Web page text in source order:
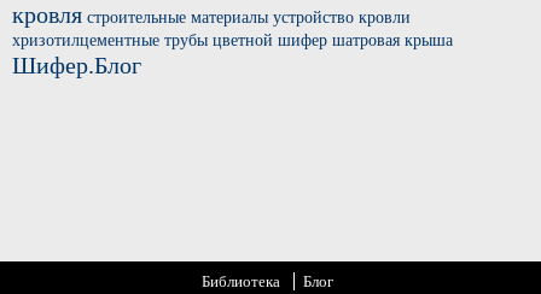
кровля строительные материалы устройство кровли
хризотилцементные трубы цветной шифер шатровая крыша
Шифер.Блог
Библиотека
Блог